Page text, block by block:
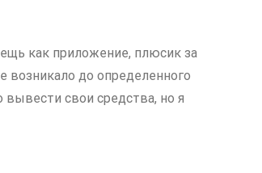
как приложение, плюсик за
до определенного
свои средства, но я